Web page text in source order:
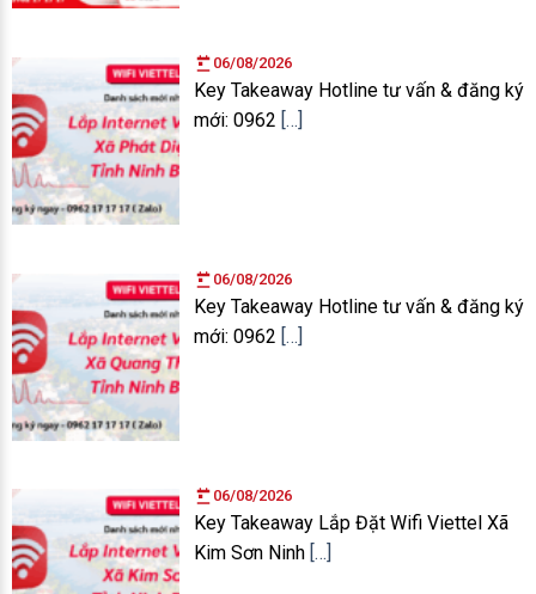
06/08/2026
Key Takeaway Hotline tư vấn & đăng ký
mới: 0962 […]
06/08/2026
Key Takeaway Hotline tư vấn & đăng ký
mới: 0962 […]
06/08/2026
Key Takeaway Lắp Đặt Wifi Viettel Xã
Kim Sơn Ninh […]